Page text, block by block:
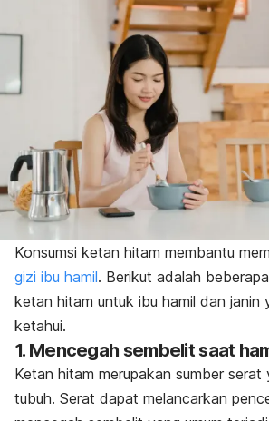
Konsumsi ketan hitam membantu
gizi ibu hamil. Berikut adalah
ketan hitam untuk ibu hamil dan janin
ketahui.
1. Mencegah sembelit saat
Ketan hitam merupakan sumber serat
tubuh. Serat dapat melancarkan